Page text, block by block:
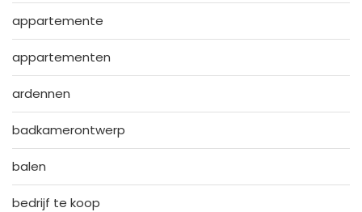
appartemente
appartementen
ardennen
badkamerontwerp
balen
bedrijf te koop